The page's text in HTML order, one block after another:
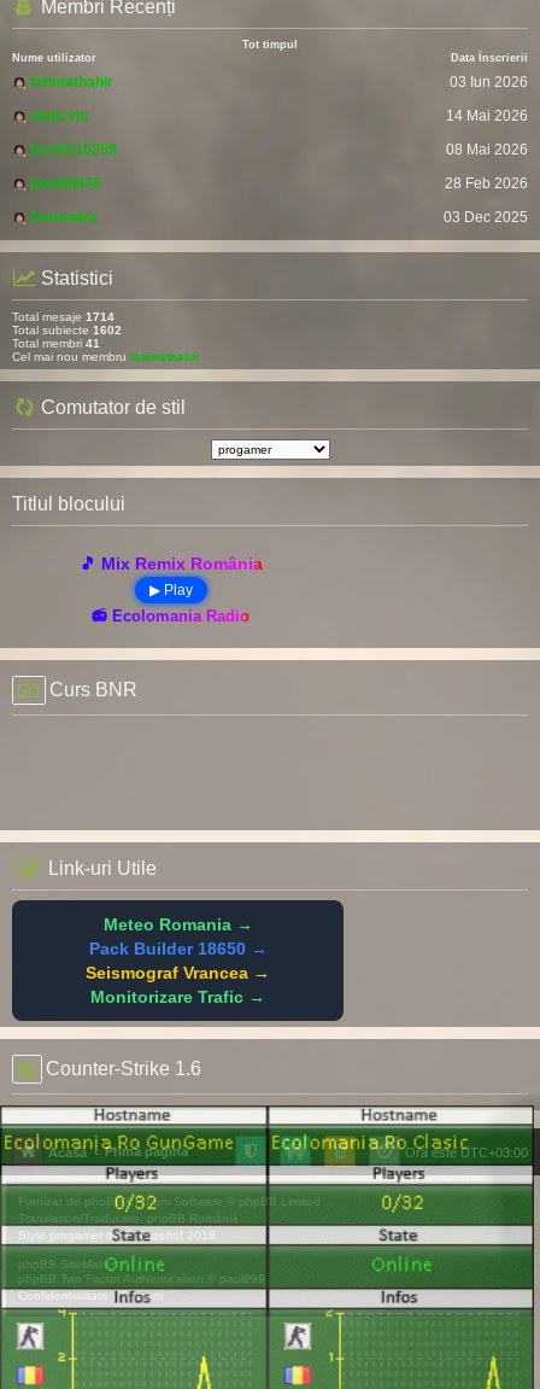
Membri Recenți
Tot timpul
Nume utilizator
Data Înscrierii
fatimathahir
03 Iun 2026
vladcvm
14 Mai 2026
fresh215250
08 Mai 2026
pomitil436
28 Feb 2026
Devendra
03 Dec 2025
Statistici
Total mesaje 1714
Total subiecte 1602
Total membri 41
Cel mai nou membru fatimathahir
Comutator de stil
Titlul blocului
🎵 Mix Remix România
▶ Play
📻 Ecolomania Radio
Curs BNR
Link-uri Utile
Meteo Romania →
Pack Builder 18650 →
Seismograf Vrancea →
Monitorizare Trafic →
Counter-Strike 1.6
Acasă Prima pagină Ora este UTC+03:00
Furnizat de phpBB® Forum Software © phpBB Limited
Translation/Traducere: phpBB România
Style progamer de ©Mazeltof 2018
phpBB SiteMaker
phpBB Two Factor Authentication © paul999
Confidențialitate |Termeni